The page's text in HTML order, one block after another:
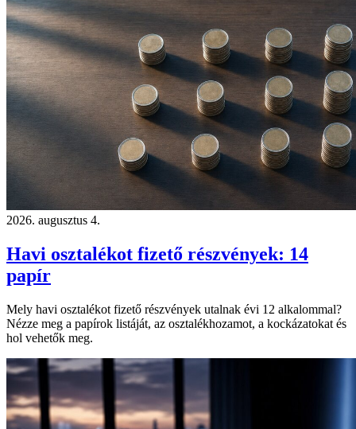
2026. augusztus 4.
Havi osztalékot fizető részvények: 14
papír
Mely havi osztalékot fizető részvények utalnak évi 12 alkalommal?
Nézze meg a papírok listáját, az osztalékhozamot, a kockázatokat és
hol vehetők meg.